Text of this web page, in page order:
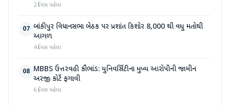
2 દિવસ પહેલા
07 બાંકીપુર વિધાનસભા બેઠક પર પ્રશાંત કિશોર 8,000 થી વધુ મતોથી
આગળ
4 દિવસ પહેલા
08 MBBS ઉત્તરવહી કૌભાંડ: યુનિવર્સિટીના મુખ્ય આરોપીની જામીન
અરજી કોર્ટે ફગાવી
6 દિવસ પહેલા